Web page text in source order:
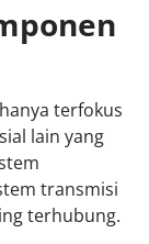
terfokus
lain yang
transmisi
terhubung.